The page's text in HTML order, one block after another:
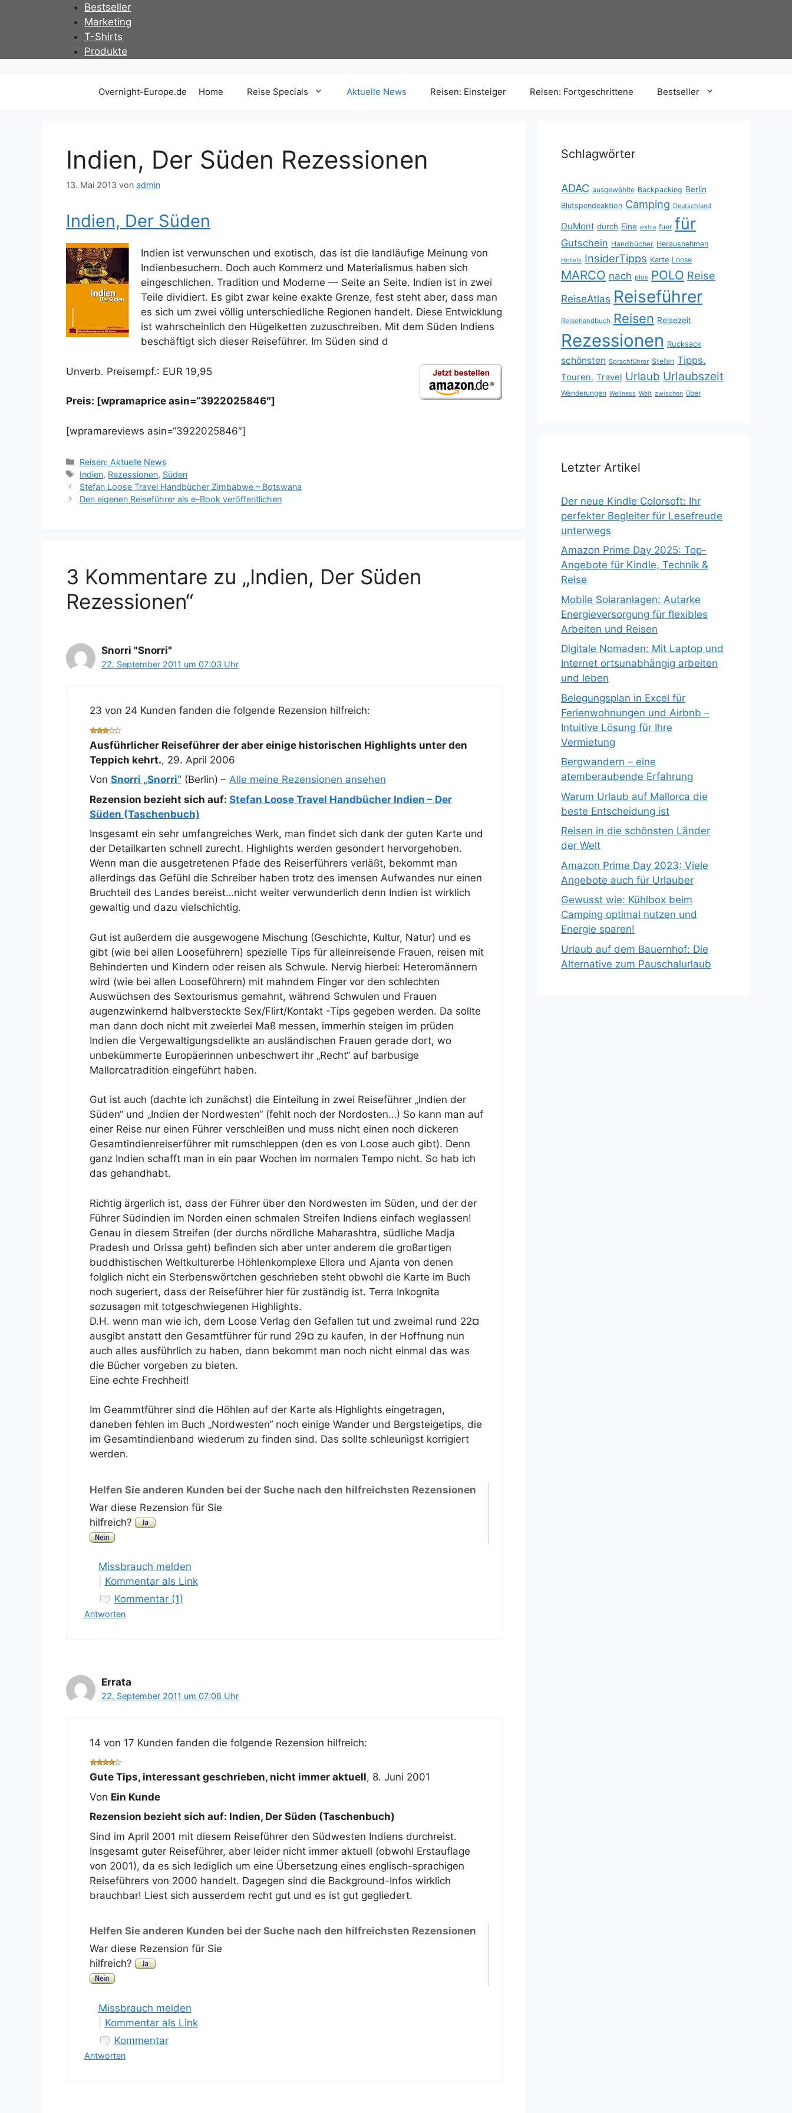
Bestseller
Marketing
T-Shirts
Produkte
Overnight-Europe.de Home Reise Specials Aktuelle News Reisen: Einsteiger Reisen: Fortgeschrittene Bestseller
Indien, Der Süden Rezessionen
13. Mai 2013 von admin
Indien, Der Süden
Indien ist verwunschen und exotisch, das ist die landläufige Meinung von
Indienbesuchern. Doch auch Kommerz und Materialismus haben sich
eingeschlichen. Tradition und Moderne — Seite an Seite. Indien ist in zwei
Teile dividiert. Es gibt zwar keine exakte Grenze, fest steht aber, dass man
es sich um zwei völlig unterschiedliche Regionen handelt. Diese Entwicklung
ist wahrscheinlich den Hügelketten zuzuschreiben. Mit dem Süden Indiens
beschäftigt sich dieser Reiseführer. Im Süden sind d
Unverb. Preisempf.: EUR 19,95
Preis: [wpramaprice asin=“3922025846″]
[wpramareviews asin=“3922025846″]
Kategorien
Reisen: Aktuelle News
Schlagwörter
Indien, Rezessionen, Süden
Stefan Loose Travel Handbücher Zimbabwe – Botswana
Den eigenen Reiseführer als e-Book veröffentlichen
3 Kommentare zu „Indien, Der Süden
Rezessionen“
Snorri "Snorri"
22. September 2011 um 07:03 Uhr
23 von 24 Kunden fanden die folgende Rezension hilfreich:
Ausführlicher Reiseführer der aber einige historischen Highlights unter den
Teppich kehrt., 29. April 2006
Von Snorri „Snorri“(Berlin) – Alle meine Rezensionen ansehen
Rezension bezieht sich auf: Stefan Loose Travel Handbücher Indien – Der
Süden (Taschenbuch)
Insgesamt ein sehr umfangreiches Werk, man findet sich dank der guten Karte und
der Detailkarten schnell zurecht. Highlights werden gesondert hervorgehoben.
Wenn man die ausgetretenen Pfade des Reiserführers verläßt, bekommt man
allerdings das Gefühl die Schreiber haben trotz des imensen Aufwandes nur einen
Bruchteil des Landes bereist…nicht weiter verwunderlich denn Indien ist wirklich
gewaltig und dazu vielschichtig.
Gut ist außerdem die ausgewogene Mischung (Geschichte, Kultur, Natur) und es
gibt (wie bei allen Looseführern) spezielle Tips für alleinreisende Frauen, reisen mit
Behinderten und Kindern oder reisen als Schwule. Nervig hierbei: Heteromännern
wird (wie bei allen Looseführern) mit mahndem Finger vor den schlechten
Auswüchsen des Sextourismus gemahnt, während Schwulen und Frauen
augenzwinkernd halbversteckte Sex/Flirt/Kontakt -Tips gegeben werden. Da sollte
man dann doch nicht mit zweierlei Maß messen, immerhin steigen im prüden
Indien die Vergewaltigungsdelikte an ausländischen Frauen gerade dort, wo
unbekümmerte Europäerinnen unbeschwert ihr „Recht“ auf barbusige
Mallorcatradition eingeführt haben.
Gut ist auch (dachte ich zunächst) die Einteilung in zwei Reiseführer „Indien der
Süden“ und „Indien der Nordwesten“ (fehlt noch der Nordosten…) So kann man auf
einer Reise nur einen Führer verschleißen und muss nicht einen noch dickeren
Gesamtindienreiserführer mit rumschleppen (den es von Loose auch gibt). Denn
ganz Indien schafft man in ein paar Wochen im normalen Tempo nicht. So hab ich
das gehandhabt.
Richtig ärgerlich ist, dass der Führer über den Nordwesten im Süden, und der der
Führer Südindien im Norden einen schmalen Streifen Indiens einfach weglassen!
Genau in diesem Streifen (der durchs nördliche Maharashtra, südliche Madja
Pradesh und Orissa geht) befinden sich aber unter anderem die großartigen
buddhistischen Weltkulturerbe Höhlenkomplexe Ellora und Ajanta von denen
folglich nicht ein Sterbenswörtchen geschrieben steht obwohl die Karte im Buch
noch sugeriert, dass der Reiseführer hier für zuständig ist. Terra Inkognita
sozusagen mit totgeschwiegenen Highlights.
D.H. wenn man wie ich, dem Loose Verlag den Gefallen tut und zweimal rund 22¤
ausgibt anstatt den Gesamtführer für rund 29¤ zu kaufen, in der Hoffnung nun
auch alles ausführlich zu haben, dann bekommt man noch nicht einmal das was
die Bücher vorgeben zu bieten.
Eine echte Frechheit!
Im Geammtführer sind die Höhlen auf der Karte als Highlights eingetragen,
daneben fehlen im Buch „Nordwesten“ noch einige Wander und Bergsteigetips, die
im Gesamtindienband wiederum zu finden sind. Das sollte schleunigst korrigiert
werden.
Helfen Sie anderen Kunden bei der Suche nach den hilfreichsten Rezensionen
War diese Rezension für Sie
hilfreich?
Missbrauch melden
Kommentar als Link
Kommentar (1)
Antworten
Errata
22. September 2011 um 07:08 Uhr
14 von 17 Kunden fanden die folgende Rezension hilfreich:
Gute Tips, interessant geschrieben, nicht immer aktuell, 8. Juni 2001
Von Ein Kunde
Rezension bezieht sich auf: Indien, Der Süden (Taschenbuch)
Sind im April 2001 mit diesem Reiseführer den Südwesten Indiens durchreist.
Insgesamt guter Reiseführer, aber leider nicht immer aktuell (obwohl Erstauflage
von 2001), da es sich lediglich um eine Übersetzung eines englisch-sprachigen
Reiseführers von 2000 handelt. Dagegen sind die Background-Infos wirklich
brauchbar! Liest sich ausserdem recht gut und es ist gut gegliedert.
Helfen Sie anderen Kunden bei der Suche nach den hilfreichsten Rezensionen
War diese Rezension für Sie
hilfreich?
Missbrauch melden
Kommentar als Link
Kommentar
Antworten
Schlagwörter
ADAC ausgewählte Backpacking Berlin
Blutspendeaktion Camping Deutschland
DuMont durch Eine extra fuer für
Gutschein Handbücher Herausnehmen
Hotels InsiderTipps Karte Loose
MARCO nach plus POLO Reise
ReiseAtlas Reiseführer
Reisehandbuch Reisen Reisezeit
Rezessionen Rucksack
schönsten Sprachführer Stefan Tipps.
Touren. Travel Urlaub Urlaubszeit
Wanderungen Wellness Welt zwischen über
Letzter Artikel
Der neue Kindle Colorsoft: Ihr
perfekter Begleiter für Lesefreude
unterwegs
Amazon Prime Day 2025: Top-
Angebote für Kindle, Technik &
Reise
Mobile Solaranlagen: Autarke
Energieversorgung für flexibles
Arbeiten und Reisen
Digitale Nomaden: Mit Laptop und
Internet ortsunabhängig arbeiten
und leben
Belegungsplan in Excel für
Ferienwohnungen und Airbnb –
Intuitive Lösung für Ihre
Vermietung
Bergwandern – eine
atemberaubende Erfahrung
Warum Urlaub auf Mallorca die
beste Entscheidung ist
Reisen in die schönsten Länder
der Welt
Amazon Prime Day 2023: Viele
Angebote auch für Urlauber
Gewusst wie: Kühlbox beim
Camping optimal nutzen und
Energie sparen!
Urlaub auf dem Bauernhof: Die
Alternative zum Pauschalurlaub